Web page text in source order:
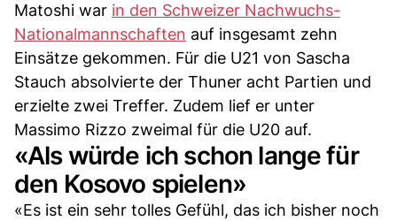
Matoshi war in den Schweizer Nachwuchs-
Nationalmannschaften auf insgesamt zehn
Einsätze gekommen. Für die U21 von Sascha
Stauch absolvierte der Thuner acht Partien und
erzielte zwei Treffer. Zudem lief er unter
Massimo Rizzo zweimal für die U20 auf.
«Als würde ich schon lange für
den Kosovo spielen»
«Es ist ein sehr tolles Gefühl, das ich bisher noch